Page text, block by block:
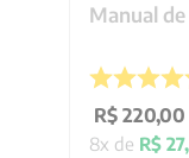
3.1 Reconhecer
permanente, 162
preventivo, 166
psicodiagnóstico
síndrome de
Referencial
Manual
R$ 220,00
8x de R$ 27,